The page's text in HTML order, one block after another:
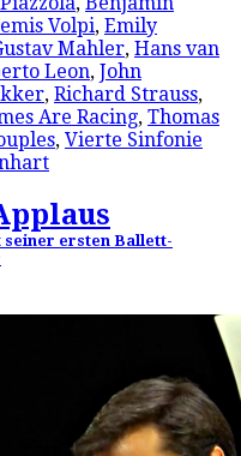
Volpi, Emily
Mahler, Hans van
Leon, John
, Richard Strauss,
Are Racing, Thomas
, Vierte Sinfonie
seiner ersten Ballett-